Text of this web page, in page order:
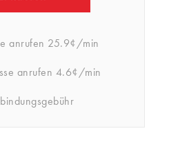
anrufen 25.9¢/min
anrufen 4.6¢/min